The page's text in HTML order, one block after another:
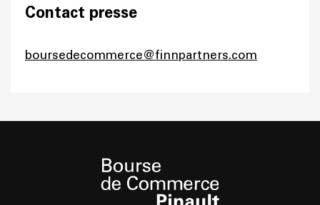
Contact presse
boursedecommerce@finnpartners.com